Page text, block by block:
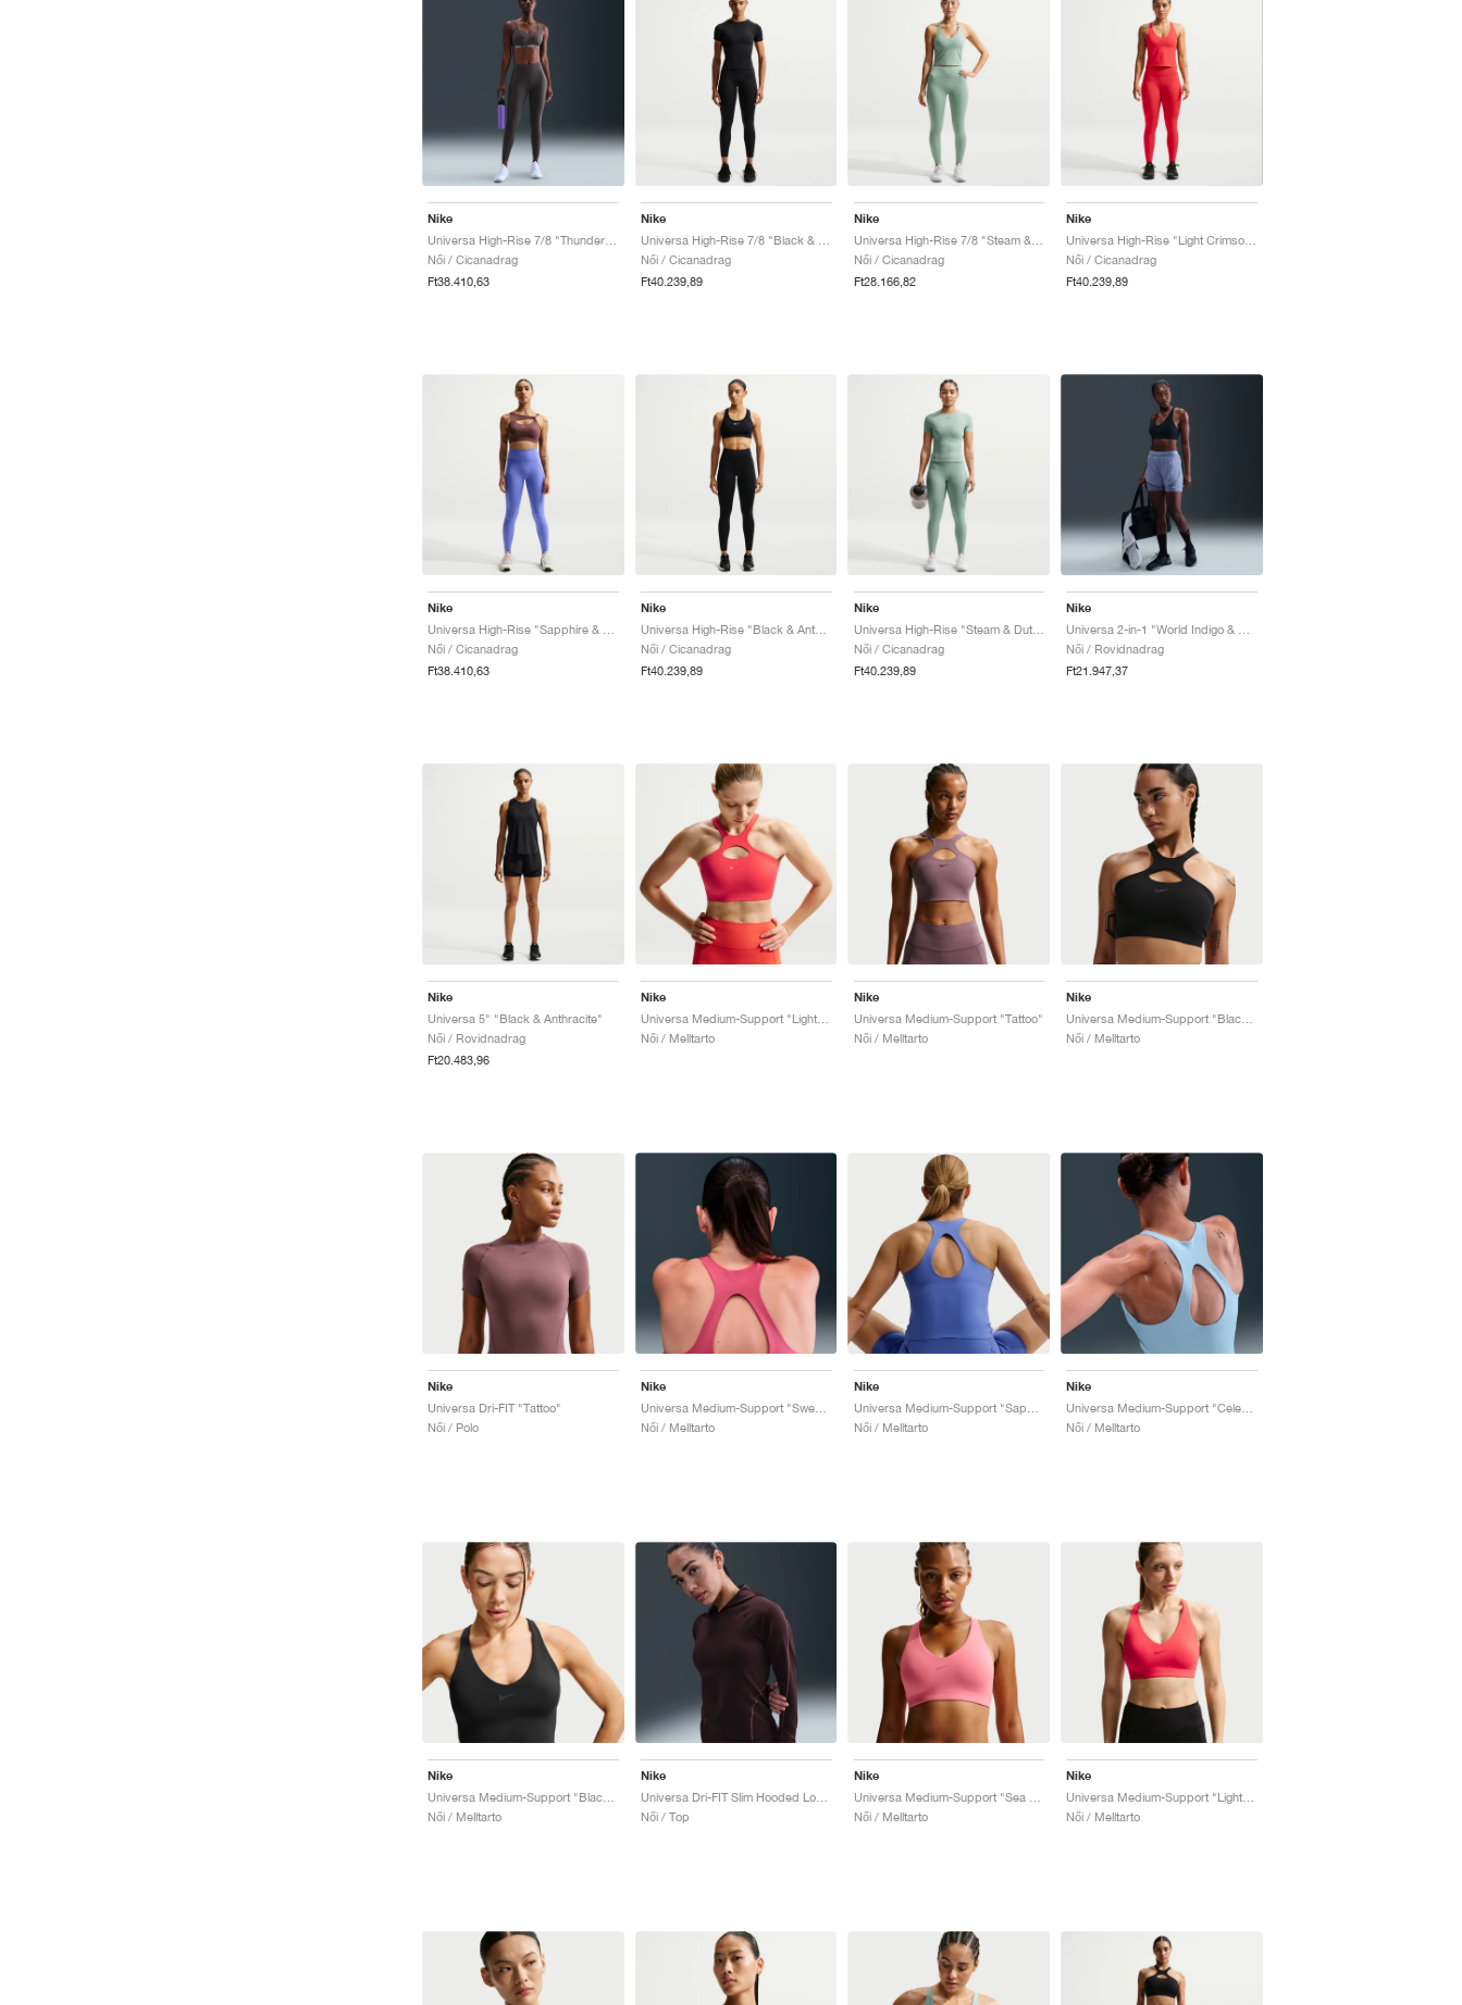
Nike
Női / Cicanadrag
Ft38.410,63
Nike
Női / Cicanadrag
Ft40.239,89
Nike
Női / Cicanadrag
Ft28.166,82
Nike
Női / Cicanadrag
Ft40.239,89
Nike
Női / Cicanadrag
Ft38.410,63
Nike
Universa High-Rise "Black & Anthracite"
Női / Cicanadrag
Ft40.239,89
Nike
Universa High-Rise "Steam & Dutch Green"
Női / Cicanadrag
Ft40.239,89
Nike
Női / Rovidnadrag
Ft21.947,37
Nike
Universa 5" "Black & Anthracite"
Női / Rovidnadrag
Ft20.483,96
Nike
Universa Medium-Support "Light Crimson & University Red"
Női / Melltarto
Nike
Universa Medium-Support "Tattoo"
Női / Melltarto
Nike
Női / Melltarto
Nike
Universa Dri-FIT "Tattoo"
Női / Polo
Nike
Universa Medium-Support "Sweet Beet & Deep Garnet"
Női / Melltarto
Nike
Női / Melltarto
Nike
Női / Melltarto
Nike
Női / Melltarto
Nike
Universa Dri-FIT Slim Hooded Long-Sleeve "Burgundy Crush"
Női / Top
Nike
Női / Melltarto
Nike
Női / Melltarto